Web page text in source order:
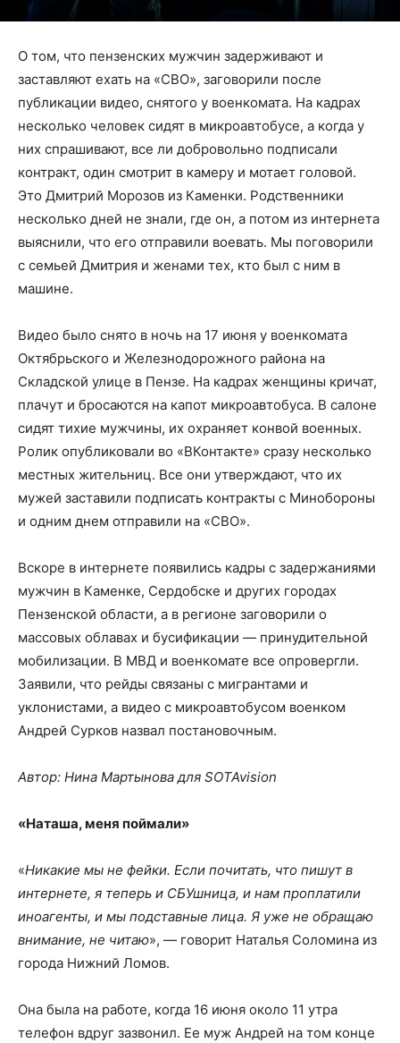
О том, что пензенских мужчин задерживают и
заставляют ехать на «СВО», заговорили после
публикации видео, снятого у военкомата. На кадрах
несколько человек сидят в микроавтобусе, а когда у
них спрашивают, все ли добровольно подписали
контракт, один смотрит в камеру и мотает головой.
Это Дмитрий Морозов из Каменки. Родственники
несколько дней не знали, где он, а потом из интернета
выяснили, что его отправили воевать. Мы поговорили
с семьей Дмитрия и женами тех, кто был с ним в
машине.
Видео было снято в ночь на 17 июня у военкомата
Октябрьского и Железнодорожного района на
Складской улице в Пензе. На кадрах женщины кричат,
плачут и бросаются на капот микроавтобуса. В салоне
сидят тихие мужчины, их охраняет конвой военных.
Ролик опубликовали во «ВКонтакте» сразу несколько
местных жительниц. Все они утверждают, что их
мужей заставили подписать контракты с Минобороны
и одним днем отправили на «СВО».
Вскоре в интернете появились кадры с задержаниями
мужчин в Каменке, Сердобске и других городах
Пензенской области, а в регионе заговорили о
массовых облавах и бусификации — принудительной
мобилизации. В МВД и военкомате все опровергли.
Заявили, что рейды связаны с мигрантами и
уклонистами, а видео с микроавтобусом военком
Андрей Сурков назвал постановочным.
Автор: Нина Мартынова для SOTAvision
«Наташа, меня поймали»
«Никакие мы не фейки. Если почитать, что пишут в
интернете, я теперь и СБУшница, и нам проплатили
иноагенты, и мы подставные лица. Я уже не обращаю
внимание, не читаю», — говорит Наталья Соломина из
города Нижний Ломов.
Она была на работе, когда 16 июня около 11 утра
телефон вдруг зазвонил. Ее муж Андрей на том конце